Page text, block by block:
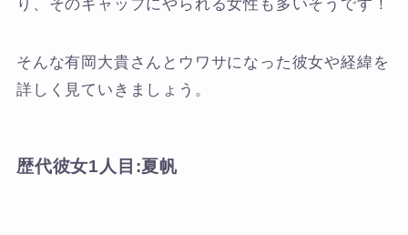
り、そのギャップにやられる女性も多いそうです！
そんな有岡大貴さんとウワサになった彼女や経緯を
詳しく見ていきましょう。
歴代彼女1人目:夏帆